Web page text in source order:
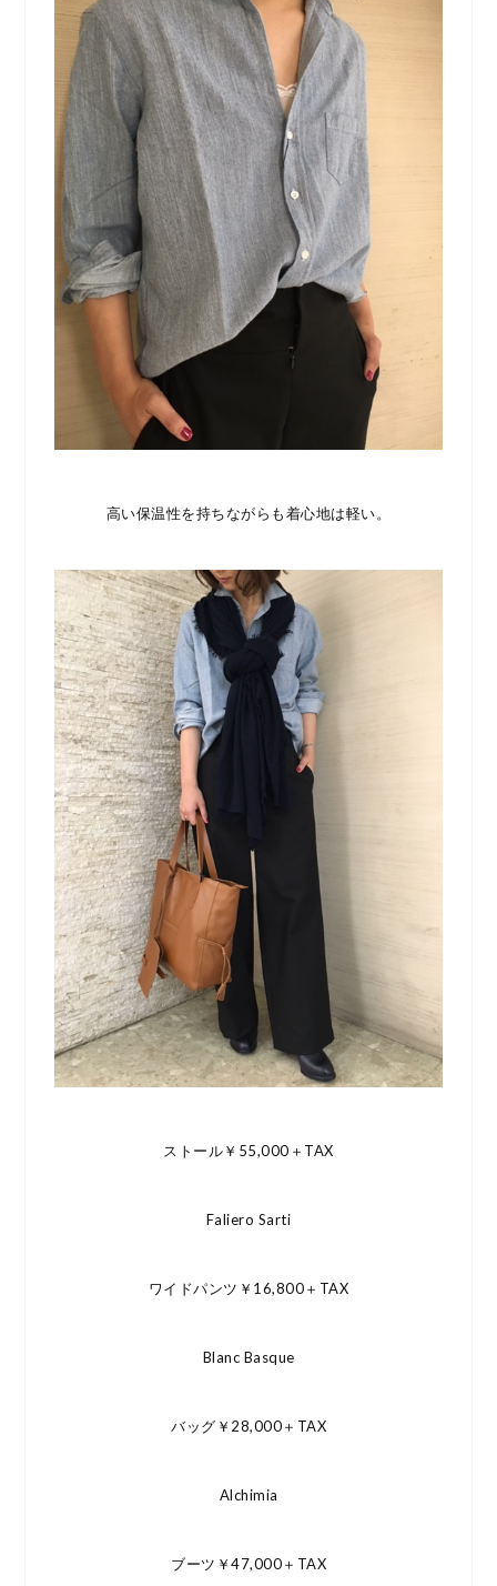
高い保温性を持ちながらも着心地は軽い。
ストール￥55,000＋TAX
Faliero Sarti
ワイドパンツ￥16,800＋TAX
Blanc Basque
バッグ￥28,000＋TAX
Alchimia
ブーツ￥47,000＋TAX